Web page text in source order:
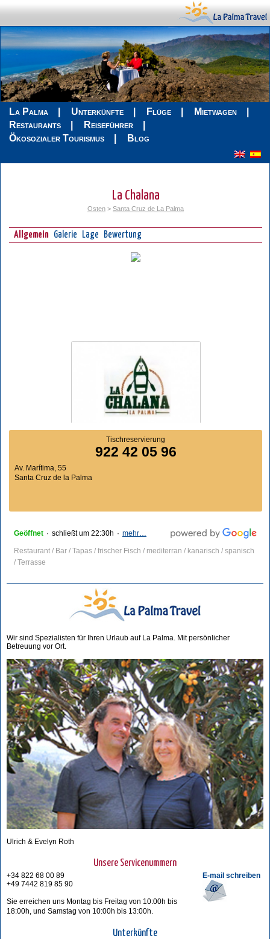
La Palma Unterkünfte Flüge
Mietwagen
Restaurants
Reiseführer
Ökosozialer Tourismus
Blog
La Chalana
Osten > Santa Cruz de La Palma
Allgemein Galerie Lage Bewertung
Tischreservierung
922 42 05 96
Av. Marítima, 55
Santa Cruz de la Palma
Geöffnet · schließt um 22:30h · mehr…
Restaurant / Bar / Tapas / frischer Fisch / mediterran / kanarisch / spanisch
/ Terrasse
Wir sind Spezialisten für Ihren Urlaub auf La Palma. Mit persönlicher
Betreuung vor Ort.
Ulrich & Evelyn Roth
Unsere Servicenummern
E-mail schreiben
+34 822 68 00 89
+49 7442 819 85 90
Sie erreichen uns Montag bis Freitag von 10:00h bis
18:00h, und Samstag von 10:00h bis 13:00h.
Unterkünfte